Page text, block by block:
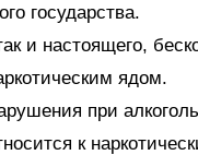
государства.
и настоящего,
ядом.
при
к